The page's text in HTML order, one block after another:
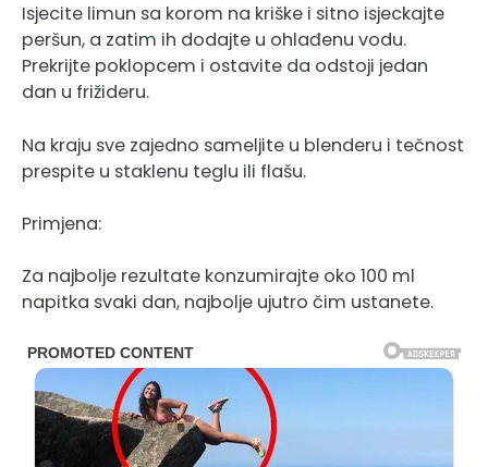
Isjecite limun sa korom na kriške i sitno isjeckajte
peršun, a zatim ih dodajte u ohlađenu vodu.
Prekrijte poklopcem i ostavite da odstoji jedan
dan u frižideru.
Na kraju sve zajedno sameljite u blenderu i tečnost
prespite u staklenu teglu ili flašu.
Primjena:
Za najbolje rezultate konzumirajte oko 100 ml
napitka svaki dan, najbolje ujutro čim ustanete.